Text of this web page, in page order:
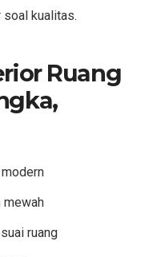
kualitas.
Ruang
mewah
ruang